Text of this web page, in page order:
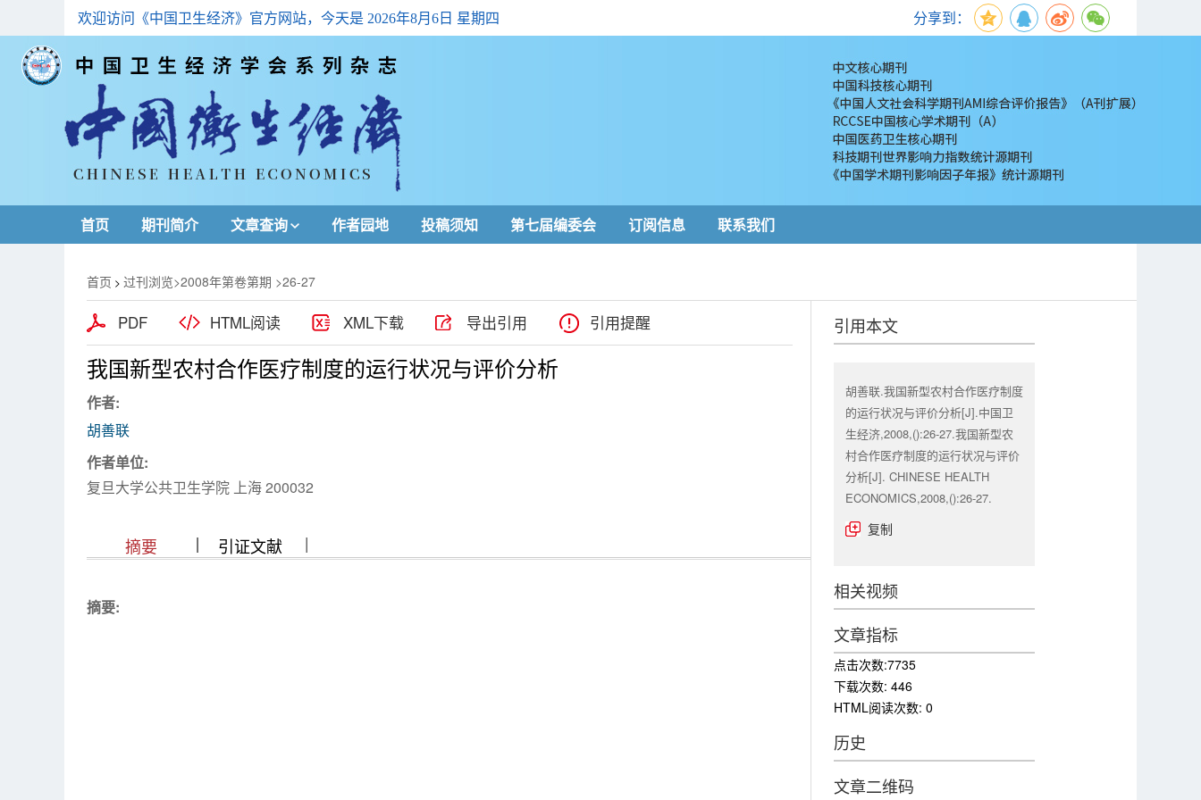
欢迎访问《中国卫生经济》官方网站，今天是 2026年8月6日 星期四 分享到：
首页 期刊简介 文章查询
高级查询
下载排名
作者园地 投稿须知 第七届编委会 订阅信息 联系我们
首页 > 过刊浏览>2008年第卷第期 >26-27
PDF HTML阅读 XML下载 导出引用 引用提醒
我国新型农村合作医疗制度的运行状况与评价分析
作者:
胡善联
作者单位:
复旦大学公共卫生学院 上海 200032
摘要 ||||| 引证文献 ||
摘要:
引用本文
胡善联.我国新型农村合作医疗制度
的运行状况与评价分析[J].中国卫
生经济,2008,():26-27.我国新型农
村合作医疗制度的运行状况与评价
分析[J]. CHINESE HEALTH
ECONOMICS,2008,():26-27.
复制
相关视频
文章指标
点击次数:7735
下载次数: 446
HTML阅读次数: 0
历史
文章二维码